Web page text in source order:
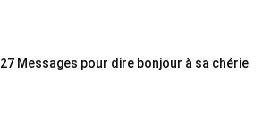
27 Messages pour dire bonjour à sa chérie